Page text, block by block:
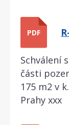
PDF
Schválení
části
175 m2 v
Prahy xxx